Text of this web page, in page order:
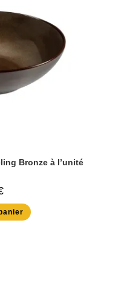
Bronze à l’unité